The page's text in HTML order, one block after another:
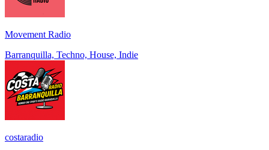
Movement Radio
Barranquilla, Techno, House, Indie
costaradio